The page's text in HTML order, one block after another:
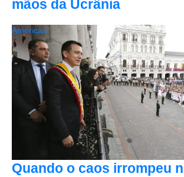
mãos da Ucrânia
Quando o caos irrompeu
Américas